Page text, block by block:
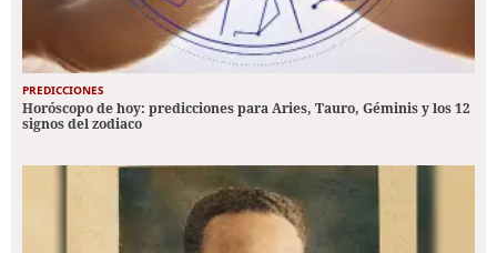
PREDICCIONES
Horóscopo de hoy: predicciones para Aries, Tauro, Géminis y los 12
signos del zodiaco